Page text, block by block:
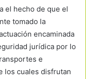
el hecho de que el
tomado la
encaminada
jurídica por lo
e
los cuales disfrutan